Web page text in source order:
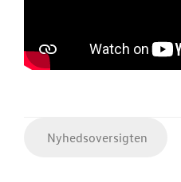
Nyhedsoversigten